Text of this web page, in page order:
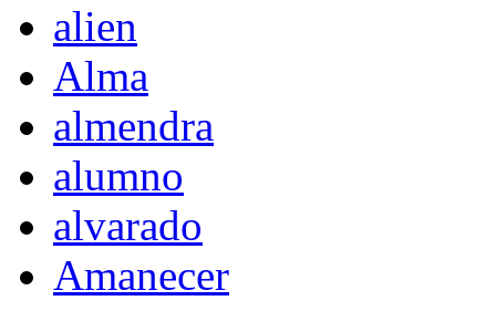
alien
Alma
almendra
alumno
alvarado
Amanecer